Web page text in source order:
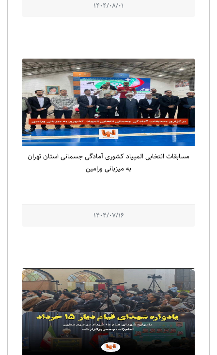
1404/08/01
مسابقات انتخابی المپیاد کشوری آمادگی جسمانی استان تهران
به میزبانی ورامین
1404/07/16